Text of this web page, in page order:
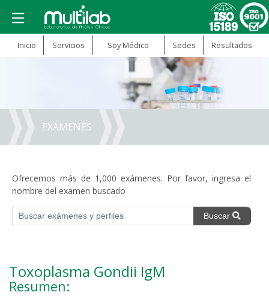
Inicio Servicios Soy Médico Sedes Resultados
EXÁMENES
Ofrecemos más de 1,000 exámenes. Por favor, ingresa el
nombre del examen buscado
Buscar
Toxoplasma Gondii IgM
Resumen: